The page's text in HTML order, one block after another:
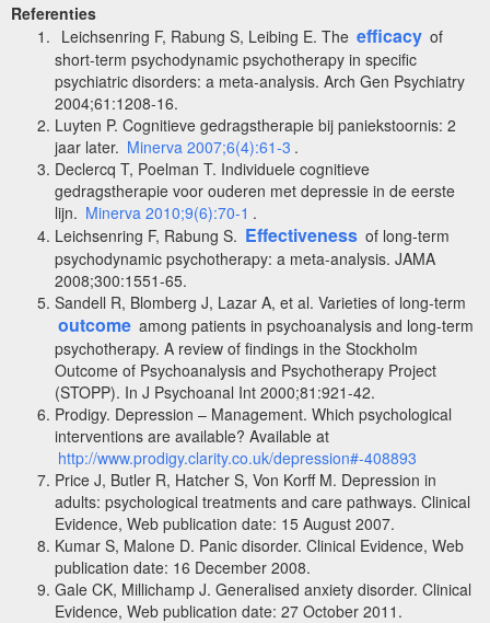
Referenties
Leichsenring F, Rabung S, Leibing E. The efficacy of
short-term psychodynamic psychotherapy in specific
psychiatric disorders: a meta-analysis. Arch Gen Psychiatry
2004;61:1208-16.
Luyten P. Cognitieve gedragstherapie bij paniekstoornis: 2
jaar later. Minerva 2007;6(4):61-3 .
Declercq T, Poelman T. Individuele cognitieve
gedragstherapie voor ouderen met depressie in de eerste
lijn. Minerva 2010;9(6):70-1 .
Leichsenring F, Rabung S. Effectiveness of long-term
psychodynamic psychotherapy: a meta-analysis. JAMA
2008;300:1551-65.
Sandell R, Blomberg J, Lazar A, et al. Varieties of long-term
outcome among patients in psychoanalysis and long-term
psychotherapy. A review of findings in the Stockholm
Outcome of Psychoanalysis and Psychotherapy Project
(STOPP). In J Psychoanal Int 2000;81:921-42.
Prodigy. Depression – Management. Which psychological
interventions are available? Available at
http://www.prodigy.clarity.co.uk/depression#-408893
Price J, Butler R, Hatcher S, Von Korff M. Depression in
adults: psychological treatments and care pathways. Clinical
Evidence, Web publication date: 15 August 2007.
Kumar S, Malone D. Panic disorder. Clinical Evidence, Web
publication date: 16 December 2008.
Gale CK, Millichamp J. Generalised anxiety disorder. Clinical
Evidence, Web publication date: 27 October 2011.